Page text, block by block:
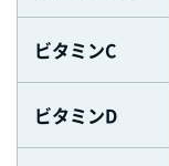
ビタミンC
ビタミンD